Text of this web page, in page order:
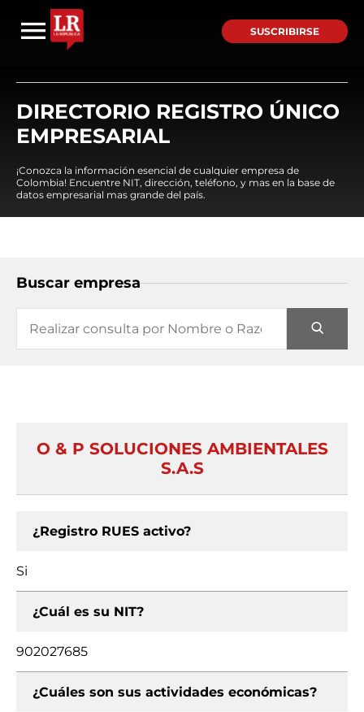
SUSCRIBIRSE
DIRECTORIO REGISTRO ÚNICO
EMPRESARIAL
¡Conozca la información esencial de cualquier empresa de
Colombia! Encuentre NIT, dirección, teléfono, y mas en la base de
datos empresarial mas grande del país.
Buscar empresa
O & P SOLUCIONES AMBIENTALES
S.A.S
¿Registro RUES activo?
Si
¿Cuál es su NIT?
902027685
¿Cuáles son sus actividades económicas?